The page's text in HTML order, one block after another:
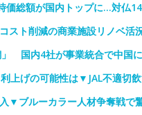
総額が国内トップに…対仏
スト削減の商業施設リノベ活
」 国内4社が事業統合で中国
上げの可能性は▼JAL不適切
▼ブルーカラー人材争奪戦で